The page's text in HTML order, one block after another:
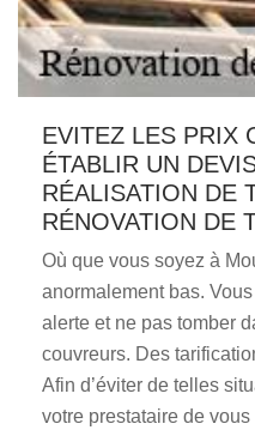
EVITEZ LES PRIX
ÉTABLIR UN
RÉALISATION DE
RÉNOVATION DE
Où que vous soyez à
anormalement bas.
alerte et ne pas tomber
couvreurs. Des
Afin d’éviter de telles
votre prestataire de